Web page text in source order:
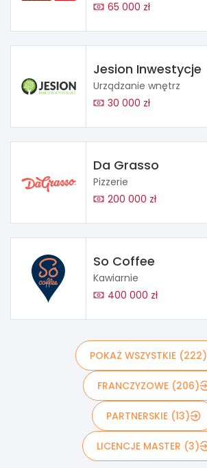
65 000 zł
Jesion Inwestycje
Urządzanie wnętrz
30 000 zł
Da Grasso
Pizzerie
200 000 zł
So Coffee
Kawiarnie
400 000 zł
POKAŻ WSZYSTKIE (222)
FRANCZYZOWE (206)
PARTNERSKIE (13)
LICENCJE MASTER (3)